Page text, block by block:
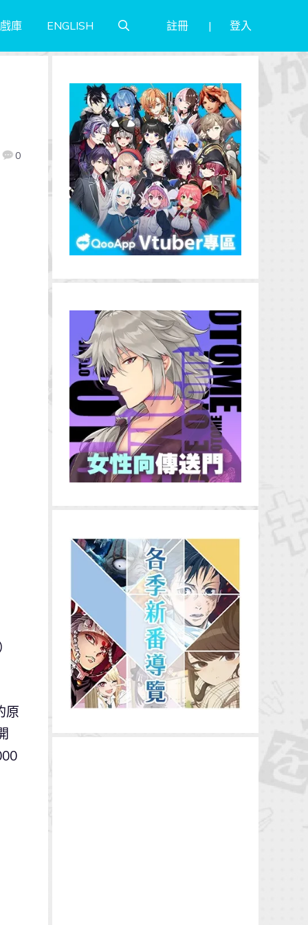
庫 ENGLISH 註冊 登入
0
原